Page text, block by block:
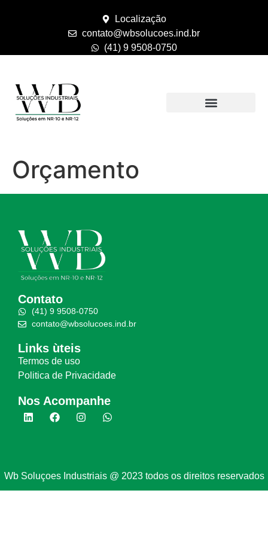
Localização
contato@wbsolucoes.ind.br
(41) 9 9508-0750
Orçamento
Contato
(41) 9 9508-0750
contato@wbsolucoes.ind.br
Links ùteis
Termos de uso
Politica de Privacidade
Nos Acompanhe
Wb Soluçoes Industriais @ 2023 todos os direitos reservados